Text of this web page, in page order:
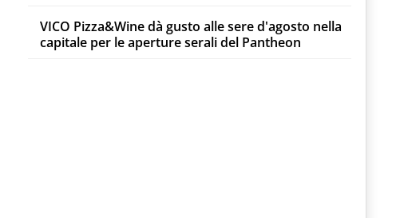
VICO Pizza&Wine dà gusto alle sere d'agosto nella
capitale per le aperture serali del Pantheon